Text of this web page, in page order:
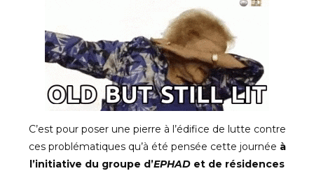
C’est pour poser une pierre à l’édifice de lutte contre
ces problématiques qu’à été pensée cette journée à
l’initiative du groupe d’EPHAD et de résidences